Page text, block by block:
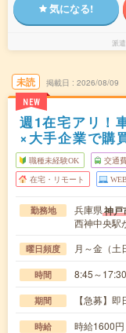
気になる!
派
未読
NEW
掲載日 2026/08/09
週1在宅アリ！
×大手企業で購
職種未経験OK 交通
在宅・リモート
勤務地 兵庫県神戸
西神中央駅
曜日頻度 月～金（土
時間 8:45～
期間 【急募】
時給 時給1600